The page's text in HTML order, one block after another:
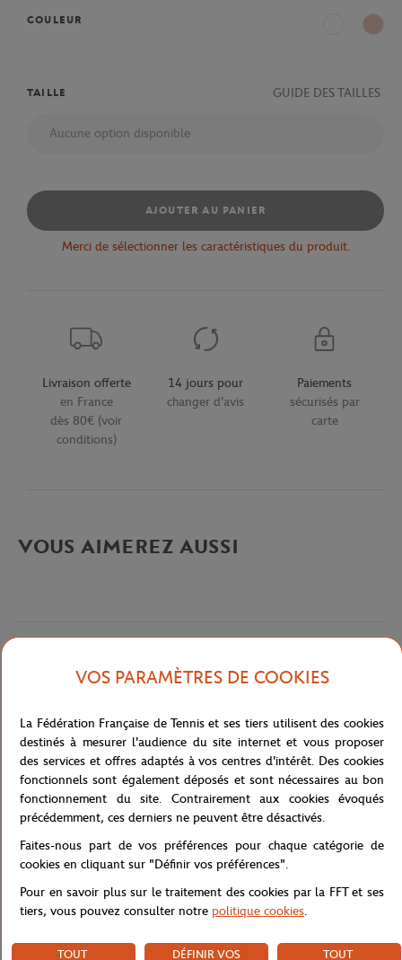
COULEUR
Rose
TAILLE GUIDE DES TAILLES
Aucune option disponible
AJOUTER AU PANIER
Merci de sélectionner les caractéristiques du produit.
Livraison offerte
en France
dès 80€ (voir
conditions)
14 jours pour
changer d'avis
Paiements
sécurisés par
carte
VOUS AIMEREZ AUSSI
Livraison et retours
VOS PARAMÈTRES DE COOKIES
La Fédération Française de Tennis et ses tiers utilisent des cookies
destinés à mesurer l'audience du site internet et vous proposer
des services et offres adaptés à vos centres d'intérêt. Des cookies
fonctionnels sont également déposés et sont nécessaires au bon
fonctionnement du site. Contrairement aux cookies évoqués
précédemment, ces derniers ne peuvent être désactivés.
Faites-nous part de vos préférences pour chaque catégorie de
cookies en cliquant sur "Définir vos préférences".
Pour en savoir plus sur le traitement des cookies par la FFT et ses
tiers, vous pouvez consulter notre politique cookies.
TOUT
DÉFINIR VOS
TOUT